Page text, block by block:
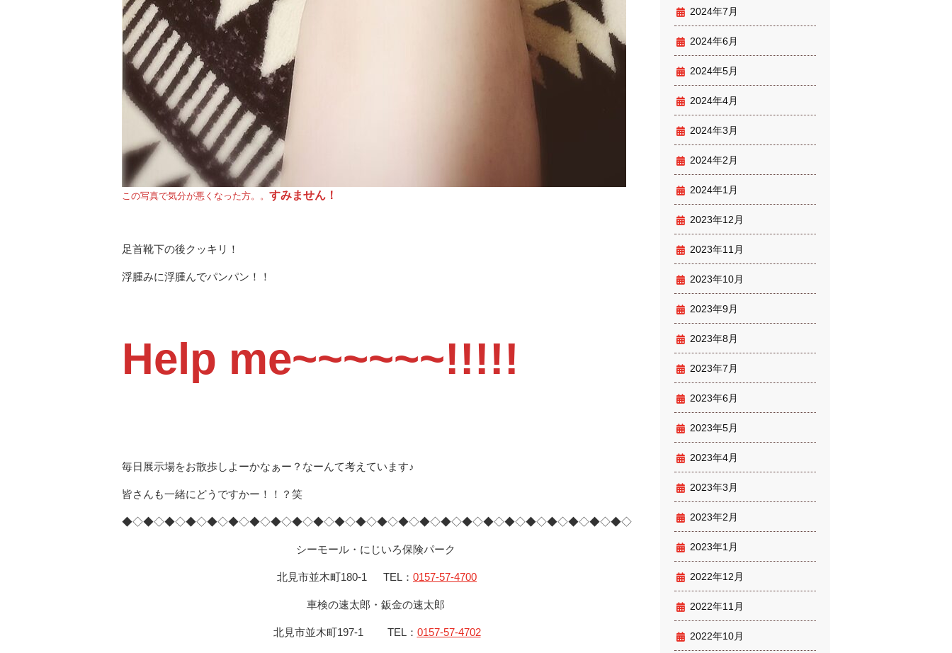
この写真で気分が悪くなった方。。 すみません！
足首靴下の後クッキリ！
浮腫みに浮腫んでパンパン！！
Help me~~~~~~!!!!!
毎日展示場をお散歩しよーかなぁー？なーんて考えています♪
皆さんも一緒にどうですかー！！？笑
◆◇◆◇◆◇◆◇◆◇◆◇◆◇◆◇◆◇◆◇◆◇◆◇◆◇◆◇◆◇◆◇◆◇◆◇◆◇◆◇◆◇◆◇◆◇◆◇
シーモール・にじいろ保険パーク
北見市並木町180-1 TEL： 0157-57-4700
車検の速太郎・鈑金の速太郎
北見市並木町197-1 TEL： 0157-57-4702
2024年7月
2024年6月
2024年5月
2024年4月
2024年3月
2024年2月
2024年1月
2023年12月
2023年11月
2023年10月
2023年9月
2023年8月
2023年7月
2023年6月
2023年5月
2023年4月
2023年3月
2023年2月
2023年1月
2022年12月
2022年11月
2022年10月